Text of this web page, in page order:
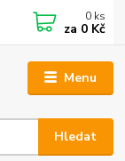
Menu
Hledat
0 ks
za 0 Kč